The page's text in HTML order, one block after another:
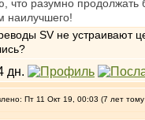
что разумно продолжать
наилучшего!
SV не устраивают
Пт 11 Окт 19, 00:03 (7 лет